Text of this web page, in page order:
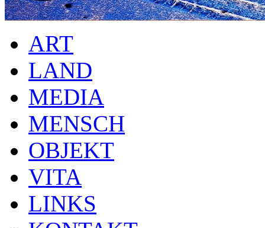
ART
LAND
MEDIA
MENSCH
OBJEKT
VITA
LINKS